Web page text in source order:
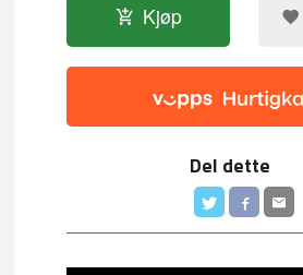
Kjøp
Del dette